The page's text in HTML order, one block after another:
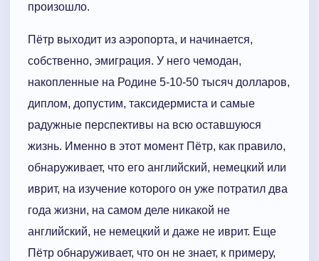
произошло.
Пётр выходит из аэропорта, и начинается,
собственно, эмиграция. У него чемодан,
накопленные на Родине 5-10-50 тысяч долларов,
диплом, допустим, таксидермиста и самые
радужные перспективы на всю оставшуюся
жизнь. Именно в этот момент Пётр, как правило,
обнаруживает, что его английский, немецкий или
иврит, на изучение которого он уже потратил два
года жизни, на самом деле никакой не
английский, не немецкий и даже не иврит. Еще
Пётр обнаруживает, что он не знает, к примеру,